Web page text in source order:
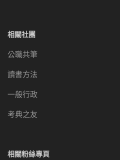
相關社團
公職共筆
讀書方法
一般行政
考典之友
相關粉絲專頁